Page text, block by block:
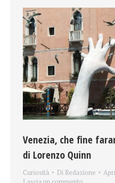
Venezia, che fine
di Lorenzo Quinn
Curiosità Di Redazione